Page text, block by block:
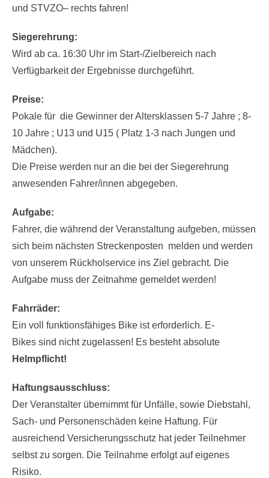
Disqualifikation. Auf der gesamten Strecke gilt die STVO
Siegerehrung:
Wird ab ca. 16:30 Uhr im Start-/Zielbereich nach
Preise:
Pokale für die Gewinner der Altersklassen 5-7 Jahre ; 8-
10 Jahre ; U13 und U15 ( Platz 1-3 nach Jungen und
Mädchen).
Die Preise werden nur an die bei der Siegerehrung
Aufgabe:
Fahrer, die während der Veranstaltung aufgeben, müssen
sich beim nächsten Streckenposten melden und werden
von unserem Rückholservice ins Ziel gebracht. Die
Fahrräder:
Ein voll funktionsfähiges Bike ist erforderlich. E-
Bikes sind nicht zugelassen! Es besteht absolute
Haftungsausschluss:
Der Veranstalter übernimmt für Unfälle, sowie Diebstahl,
Sach- und Personenschäden keine Haftung. Für
ausreichend Versicherungsschutz hat jeder Teilnehmer
selbst zu sorgen. Die Teilnahme erfolgt auf eigenes